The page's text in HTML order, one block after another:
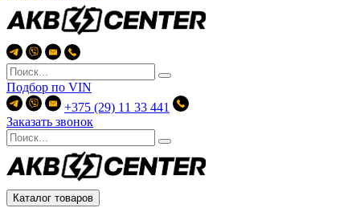
Подбор по VIN
+375 (29) 11 33 441
Заказать звонок
Каталог товаров